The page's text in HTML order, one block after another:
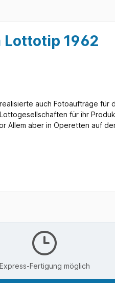
Lottotip 1962
auch Fotoaufträge
für ihr
Allem aber in Operetten auf
Express-Fertigung möglich